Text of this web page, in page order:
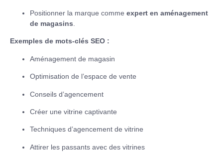
Positionner la marque comme expert en aménagement
de magasins
Exemples de mots-clés SEO :
Aménagement de magasin
Optimisation de l’espace de vente
Conseils d’agencement
Créer une vitrine captivante
Techniques d’agencement de vitrine
Attirer les passants avec des vitrines